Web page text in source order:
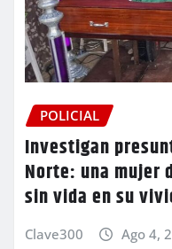
POLICIAL
Investigan
Norte: una mujer
sin vida en su
Clave300 Ago 4,